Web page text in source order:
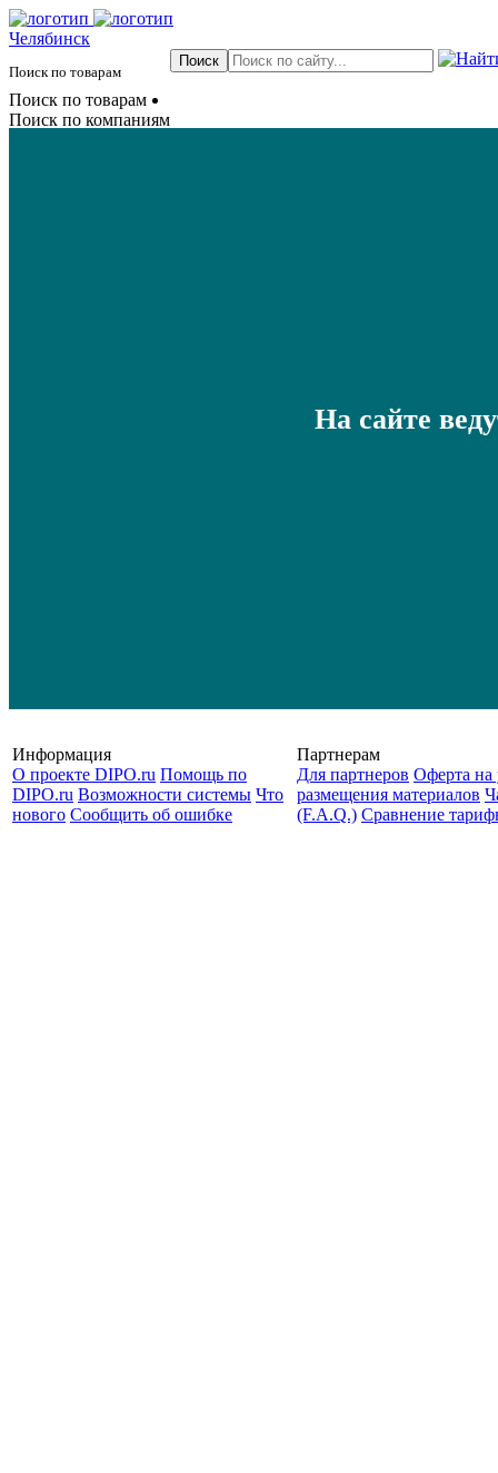
Челябинск
Поиск по товарам
Поиск по товарам
Поиск по компаниям
На сайте
Информация
О проекте DIPO.ru Помощь по
DIPO.ru Возможности системы Что
нового Сообщить об ошибке
Партнерам
Для партнеров Оферта на
размещения материалов
(F.A.Q.) Cравнение